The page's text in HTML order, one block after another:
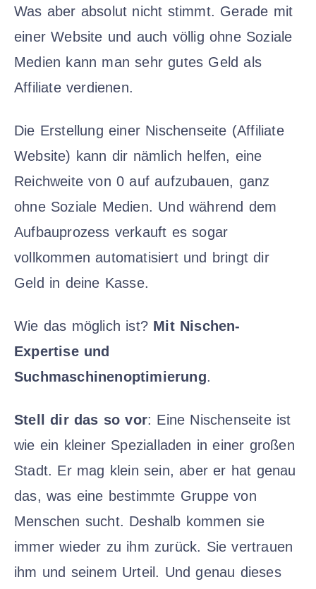
Was aber absolut nicht stimmt. Gerade mit
einer Website und auch völlig ohne Soziale
Medien kann man sehr gutes Geld als
Affiliate verdienen.
Die Erstellung einer Nischenseite (Affiliate
Website) kann dir nämlich helfen, eine
Reichweite von 0 auf aufzubauen, ganz
ohne Soziale Medien. Und während dem
Aufbauprozess verkauft es sogar
vollkommen automatisiert und bringt dir
Geld in deine Kasse.
Wie das möglich ist? Mit Nischen-
Expertise und
Suchmaschinenoptimierung.
Stell dir das so vor: Eine Nischenseite ist
wie ein kleiner Spezialladen in einer großen
Stadt. Er mag klein sein, aber er hat genau
das, was eine bestimmte Gruppe von
Menschen sucht. Deshalb kommen sie
immer wieder zu ihm zurück. Sie vertrauen
ihm und seinem Urteil. Und genau dieses